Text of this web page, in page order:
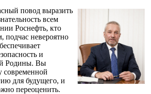
повод выразить
всем
Роснефть, кто
подчас невероятно
и
Родины. Вы
современной
для будущего, и
переоценить.